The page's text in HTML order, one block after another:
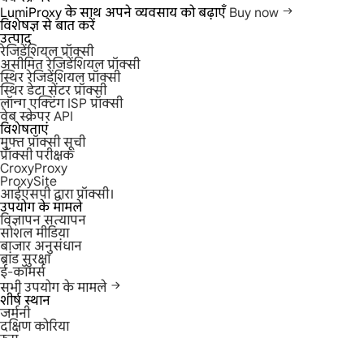
LumiProxy के साथ अपने व्यवसाय को बढ़ाएँ Buy now
विशेषज्ञ से बात करें
उत्पाद
रेजिडेंशियल प्रॉक्सी
असीमित रेजिडेंशियल प्रॉक्सी
स्थिर रेजिडेंशियल प्रॉक्सी
स्थिर डेटा सेंटर प्रॉक्सी
लॉन्ग एक्टिंग ISP प्रॉक्सी
वेब स्क्रेपर API
विशेषताएं
मुफ्त प्रॉक्सी सूची
प्रॉक्सी परीक्षक
CroxyProxy
ProxySite
आईएसपी द्वारा प्रॉक्सी।
उपयोग के मामले
विज्ञापन सत्यापन
सोशल मीडिया
बाजार अनुसंधान
ब्रांड सुरक्षा
ई-कॉमर्स
सभी उपयोग के मामले
शीर्ष स्थान
जर्मनी
दक्षिण कोरिया